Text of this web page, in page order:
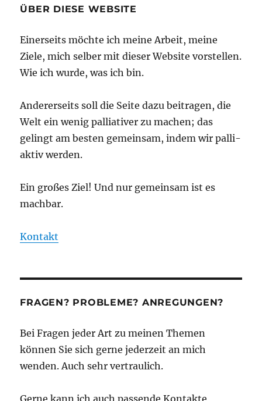
ÜBER DIESE WEBSITE
Einerseits möchte ich meine Arbeit, meine
Ziele, mich selber mit dieser Website vorstellen.
Wie ich wurde, was ich bin.
Andererseits soll die Seite dazu beitragen, die
Welt ein wenig palliativer zu machen; das
gelingt am besten gemeinsam, indem wir palli-
aktiv werden.
Ein großes Ziel! Und nur gemeinsam ist es
machbar.
Kontakt
FRAGEN? PROBLEME? ANREGUNGEN?
Bei Fragen jeder Art zu meinen Themen
können Sie sich gerne jederzeit an mich
wenden. Auch sehr vertraulich.